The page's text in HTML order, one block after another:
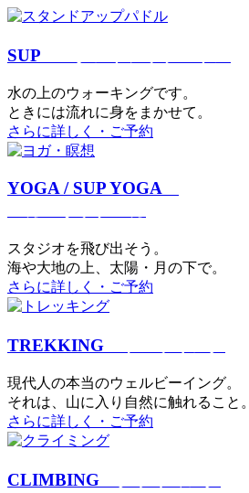
SUP
⽔の上のウォーキングです。
ときには流れに身をまかせて。
さらに詳しく・ご予約
YOGA / SUP YOGA
スタジオを⾶び出そう。
海や大地の上、太陽・⽉の下で。
さらに詳しく・ご予約
TREKKING
現代⼈の本当のウェルビーイング。
それは、⼭に⼊り⾃然に触れること。
さらに詳しく・ご予約
CLIMBING